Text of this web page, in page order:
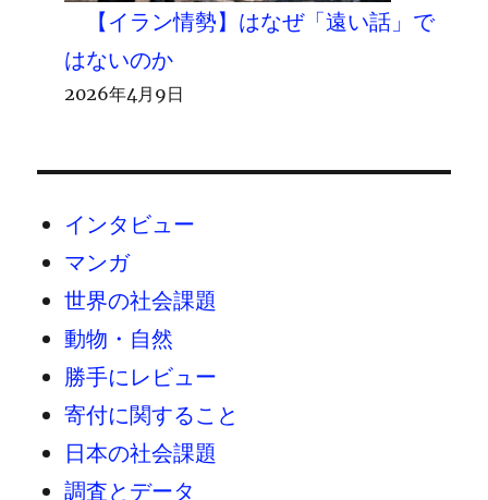
【イラン情勢】はなぜ「遠い話」で
はないのか
2026年4月9日
インタビュー
マンガ
世界の社会課題
動物・自然
勝手にレビュー
寄付に関すること
日本の社会課題
調査とデータ